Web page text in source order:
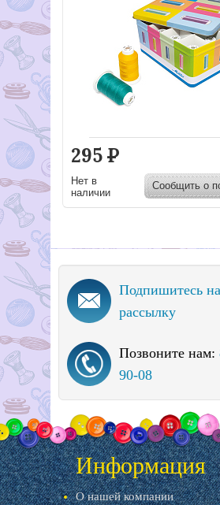
295Р
Нет в
наличии
Сообщить о
Подпишитесь
рассылку
Позвоните нам:
90-08
Информация
О нашей компании